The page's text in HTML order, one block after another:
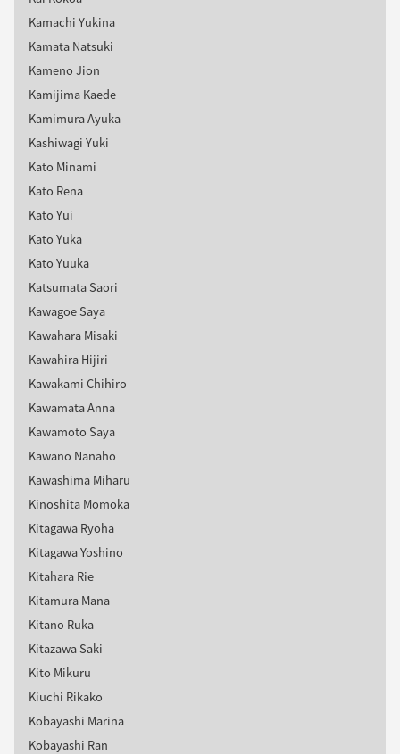
Kamachi Yukina
Kamata Natsuki
Kameno Jion
Kamijima Kaede
Kamimura Ayuka
Kashiwagi Yuki
Kato Minami
Kato Rena
Kato Yui
Kato Yuka
Kato Yuuka
Katsumata Saori
Kawagoe Saya
Kawahara Misaki
Kawahira Hijiri
Kawakami Chihiro
Kawamata Anna
Kawamoto Saya
Kawano Nanaho
Kawashima Miharu
Kinoshita Momoka
Kitagawa Ryoha
Kitagawa Yoshino
Kitahara Rie
Kitamura Mana
Kitano Ruka
Kitazawa Saki
Kito Mikuru
Kiuchi Rikako
Kobayashi Marina
Kobayashi Ran